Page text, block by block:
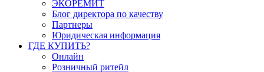
ЭКОРЕМИТ
Блог директора по качеству
Партнеры
Юридическая информация
ГДЕ КУПИТЬ?
Онлайн
Розничный ритейл